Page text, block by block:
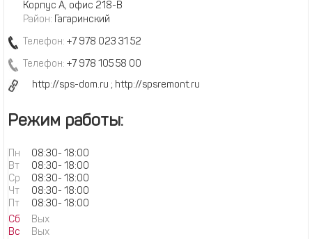
Корпус А, офис 218-В
Район: Гагаринский
Телефон: +7 978 023 31 52
Телефон: +7 978 105 58 00
http://sps-dom.ru ; http://spsremont.ru
Режим работы:
Пн 08:30- 18:00
Вт
08:30- 18:00
Ср
08:30- 18:00
Чт
08:30- 18:00
Пт
08:30- 18:00
Сб
Вых
Вс
Вых